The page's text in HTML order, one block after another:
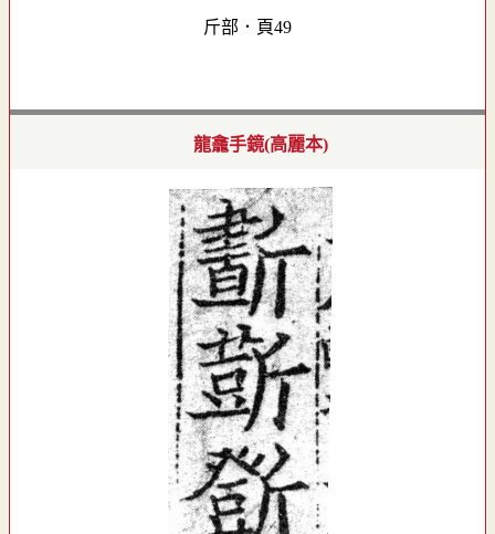
斤部．頁49
龍龕手鏡(高麗本)